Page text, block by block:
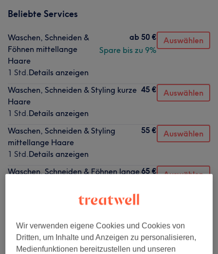
Beliebte Services
Waschen, Schneiden &
Föhnen mittellange
Haare
1 Std.Details anzeigen
ab 50 €
Spare bis zu 9%
Auswählen
Waschen, Schneiden & Styling kurze
Haare
1 Std.Details anzeigen
45 € Auswählen
Waschen, Schneiden & Styling
mittellange Haare
1 Std.Details anzeigen
55 € Auswählen
Waschen, Schneiden & Föhnen lange
Details anzeigen
65 € Auswählen
Haare
1 Std.Details anzeigen
Wir verwenden eigene Cookies und Cookies von
Dritten, um Inhalte und Anzeigen zu personalisieren,
Medienfunktionen bereitzustellen und unseren